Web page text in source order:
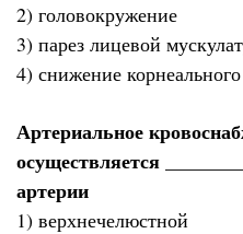
2) головокружение
3) парез лицевой
4) снижение
Артериальное
осуществляется
артерии
1) верхнечелюстной